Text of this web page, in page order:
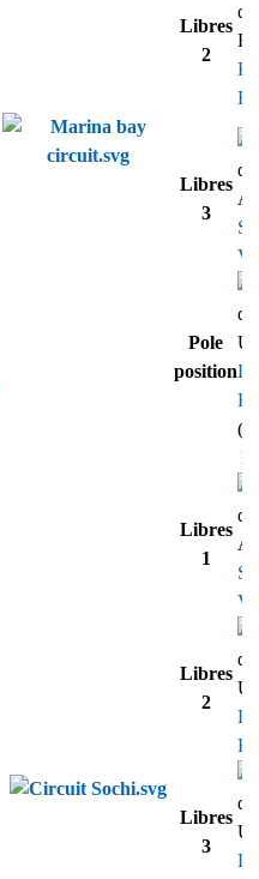
Libres
2
Libres
3
Pole
position
Libres
1
Libres
2
Libres
3